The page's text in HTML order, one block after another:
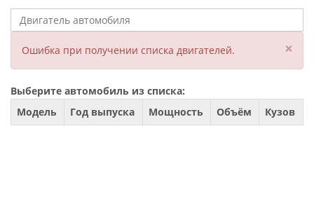
Ошибка при получении списка двигателей. ×
Выберите автомобиль из списка:
Модель
Год выпуска Мощность Объём Кузов